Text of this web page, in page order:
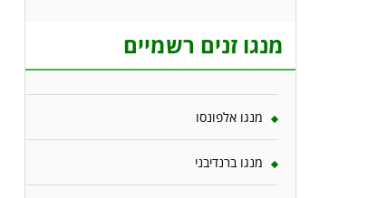
מנגו זנים רשמיים
מנגו אלפונסו
מנגו ברנדיבני